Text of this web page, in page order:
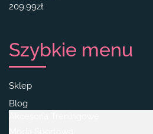
209.99zł
Szybkie menu
Sklep
Blog